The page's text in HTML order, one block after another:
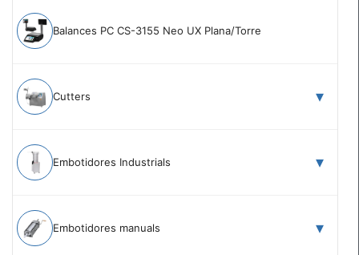
Balances PC CS-3155 Neo UX Plana/Torre
Cutters
Embotidores Industrials
Embotidores manuals